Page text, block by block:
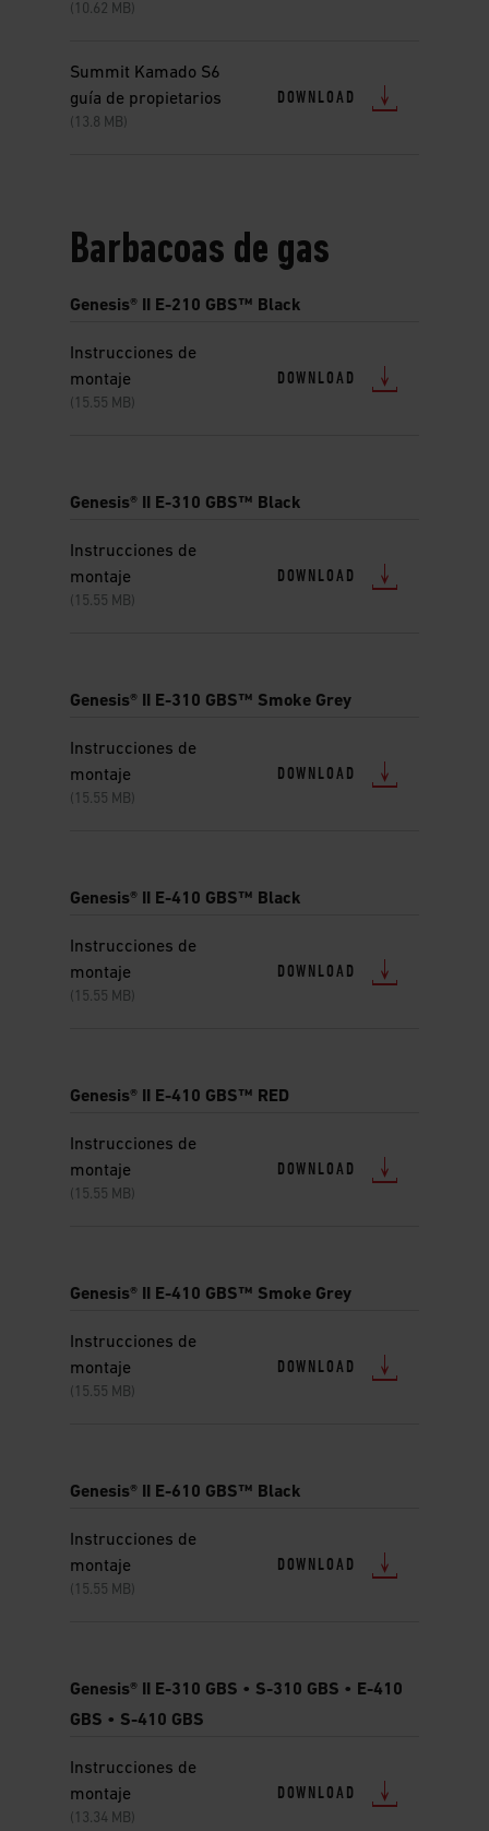
(10.62 MB)
Summit Kamado S6
guía de propietarios
(13.8 MB)
DOWNLOAD
Barbacoas de gas
Genesis® II E-210 GBS™ Black
Instrucciones de
montaje
(15.55 MB)
DOWNLOAD
Genesis® II E-310 GBS™ Black
Instrucciones de
montaje
(15.55 MB)
DOWNLOAD
Genesis® II E-310 GBS™ Smoke Grey
Instrucciones de
montaje
(15.55 MB)
DOWNLOAD
Genesis® II E-410 GBS™ Black
Instrucciones de
montaje
(15.55 MB)
DOWNLOAD
Genesis® II E-410 GBS™ RED
Instrucciones de
montaje
(15.55 MB)
DOWNLOAD
Genesis® II E-410 GBS™ Smoke Grey
Instrucciones de
montaje
(15.55 MB)
DOWNLOAD
Genesis® II E-610 GBS™ Black
Instrucciones de
montaje
(15.55 MB)
DOWNLOAD
Genesis® II E-310 GBS • S-310 GBS • E-410
GBS • S-410 GBS
Instrucciones de
montaje
(13.34 MB)
DOWNLOAD